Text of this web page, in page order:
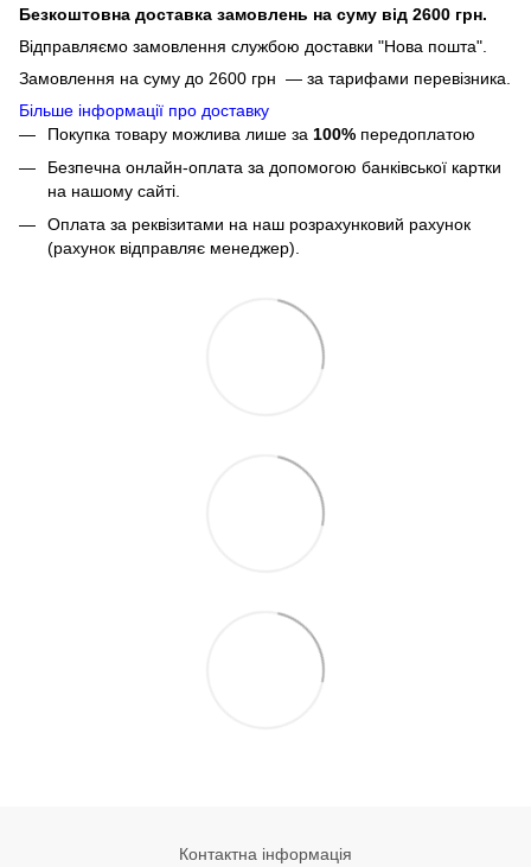
Безкоштовна доставка замовлень на суму від 2600 грн.
Відправляємо замовлення службою доставки "Нова пошта".
Замовлення на суму до 2600 грн — за тарифами перевізника.
Більше інформації про доставку
Покупка товару можлива лише за 100% передоплатою
Безпечна онлайн-оплата за допомогою банківської картки
на нашому сайті.
Оплата за реквізитами на наш розрахунковий рахунок
(рахунок відправляє менеджер).
Контактна інформація